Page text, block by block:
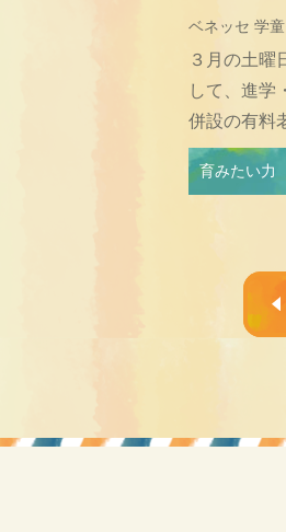
ベネッセ 学
３月の土曜
して、進学
併設の有料
育みたい力